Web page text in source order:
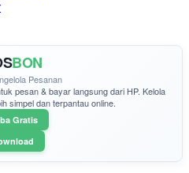
BON
Pesanan
pesan & bayar langsung dari HP. Kelola
simpel dan terpantau online.
Gratis